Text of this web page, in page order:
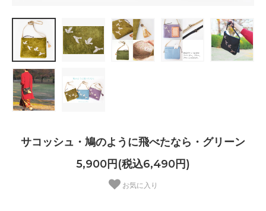
サコッシュ・鳩のように飛べたなら・グリーン
5,900円(税込6,490円)
お気に入り